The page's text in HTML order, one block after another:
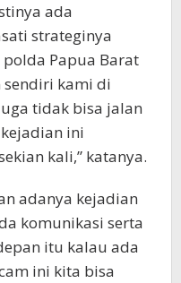
ada
strateginya
Papua Barat
kami di
tidak bisa jalan
ini
kali,” katanya.
adanya kejadian
komunikasi serta
itu kalau ada
ini kita bisa